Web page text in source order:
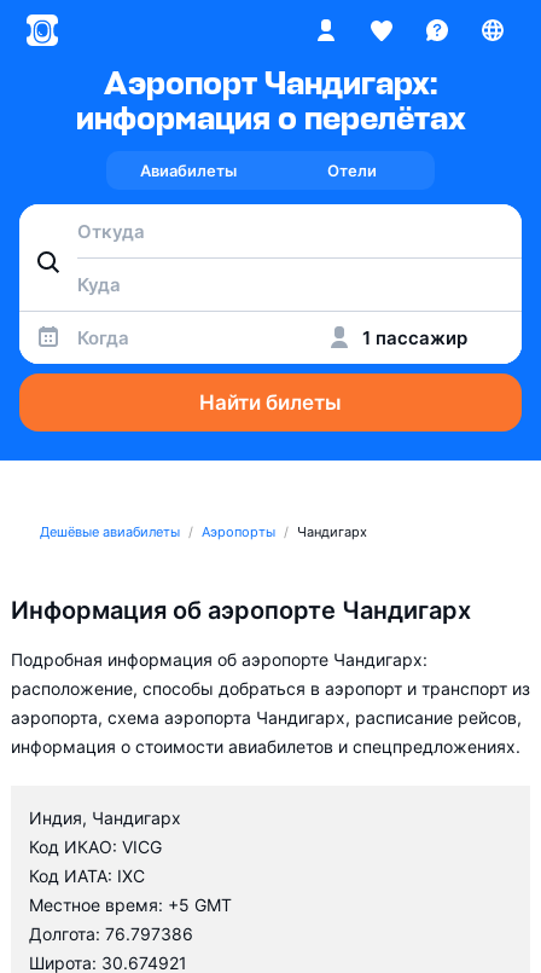
Аэропорт Чандигарх:
информация о перелётах
Авиабилеты Отели
Когда 1 пассажир
Найти билеты
Дешёвые авиабилеты Аэропорты Чандигарх
Информация об аэропорте Чандигарх
Подробная информация об аэропорте Чандигарх:
расположение, способы добраться в аэропорт и транспорт из
аэропорта, схема аэропорта Чандигарх, расписание рейсов,
информация о стоимости авиабилетов и спецпредложениях.
Индия, Чандигарх
Код ИКАО: VICG
Код ИАТА: IXC
Местное время: +5 GMT
Долгота: 76.797386
Широта: 30.674921